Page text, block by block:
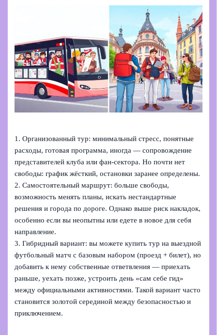
1. Организованный тур: минимальный стресс, понятные
расходы, готовая программа, иногда — сопровождение
представителей клуба или фан-сектора. Но почти нет
свободы: график жёсткий, остановки заранее определены.
2. Самостоятельный маршрут: больше свободы,
возможность менять планы, искать нестандартные
решения и города по дороге. Однако выше риск накладок,
особенно если вы неопытны или едете в новое для себя
направление.
3. Гибридный вариант: вы можете купить тур на выездной
футбольный матч с базовым набором (проезд + билет), но
добавить к нему собственные ответвления — приехать
раньше, уехать позже, устроить день «сам себе гид»
между официальными активностями. Такой вариант часто
становится золотой серединой между безопасностью и
приключением.